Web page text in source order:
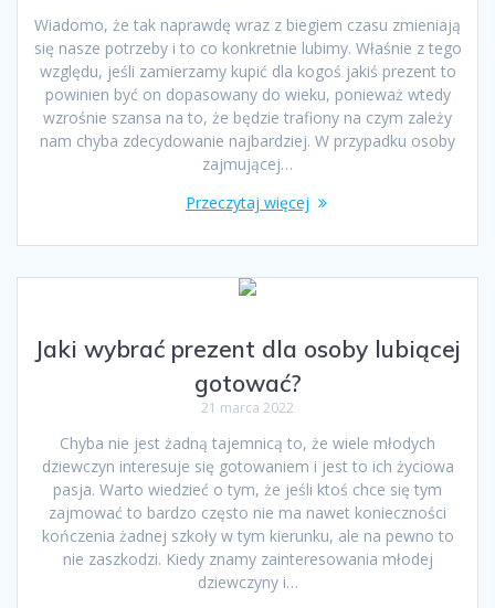
Wiadomo, że tak naprawdę wraz z biegiem czasu zmieniają
się nasze potrzeby i to co konkretnie lubimy. Właśnie z tego
względu, jeśli zamierzamy kupić dla kogoś jakiś prezent to
powinien być on dopasowany do wieku, ponieważ wtedy
wzrośnie szansa na to, że będzie trafiony na czym zależy
nam chyba zdecydowanie najbardziej. W przypadku osoby
zajmującej…
Przeczytaj więcej
Jaki wybrać prezent dla osoby lubiącej
gotować?
21 marca 2022
Chyba nie jest żadną tajemnicą to, że wiele młodych
dziewczyn interesuje się gotowaniem i jest to ich życiowa
pasja. Warto wiedzieć o tym, że jeśli ktoś chce się tym
zajmować to bardzo często nie ma nawet konieczności
kończenia żadnej szkoły w tym kierunku, ale na pewno to
nie zaszkodzi. Kiedy znamy zainteresowania młodej
dziewczyny i…